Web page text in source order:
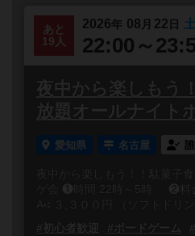
あと
19人
2026年 08 月 22 日 土
22:00～
夜中から楽しもう
放題オールナイト
愛知県 名古屋
夜中から楽しもう！！駄菓子
ゲ会 ❶時間:22時～5時 ❷料
A➪３,３００円 （ソフトドリン
#初心者歓迎
#ボードゲーム